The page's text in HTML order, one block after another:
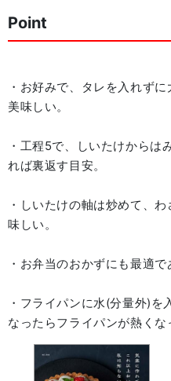
Point
・お好みで、タレを入れず
美味しい。
・工程5で、しいたけからは
れば裏返す目安。
・しいたけの軸は炒めて、
味しい。
・お弁当のおかずにも最適で
・フライパンに水(分量外)を